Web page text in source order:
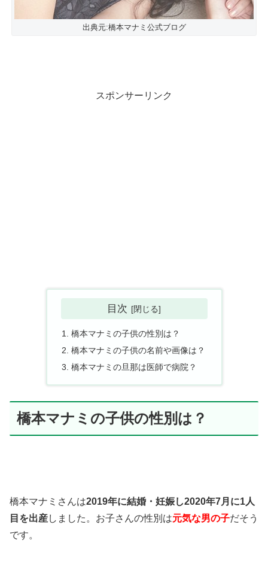
出典元:橋本マナミ公式ブログ
スポンサーリンク
目次
橋本マナミの子供の性別は？
橋本マナミの子供の名前や画像は？
橋本マナミの旦那は医師で病院？
橋本マナミの子供の性別は？
橋本マナミさんは2019年に結婚・妊娠し2020年7月に1人
目を出産しました。お子さんの性別は元気な男の子だそう
です。